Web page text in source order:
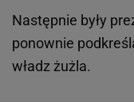
Następnie były
ponownie
władz żużla.